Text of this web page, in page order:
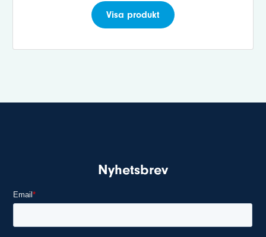
Visa produkt
Nyhetsbrev